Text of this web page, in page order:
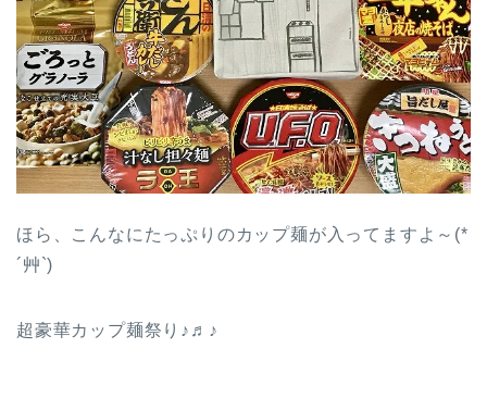
ほら、こんなにたっぷりのカップ麺が入ってますよ～(*
´艸`)
超豪華カップ麺祭り♪♬♪